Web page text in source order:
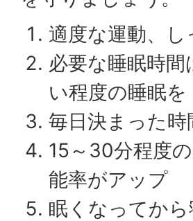
適度な運動、
必要な睡眠時
い程度の睡眠を
毎日決まった
15～30分程度
能率がアップ
眠くなってか